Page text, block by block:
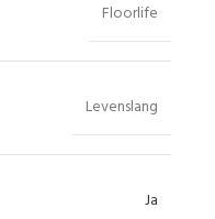
Floorlife
Levenslang
Ja